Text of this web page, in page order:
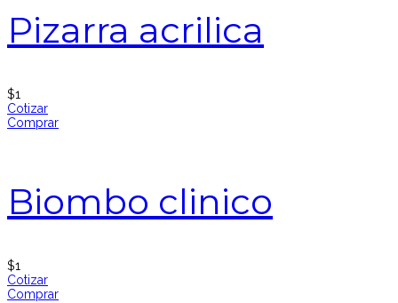
Pizarra acrilica
$1
Cotizar
Comprar
Biombo clinico
$1
Cotizar
Comprar